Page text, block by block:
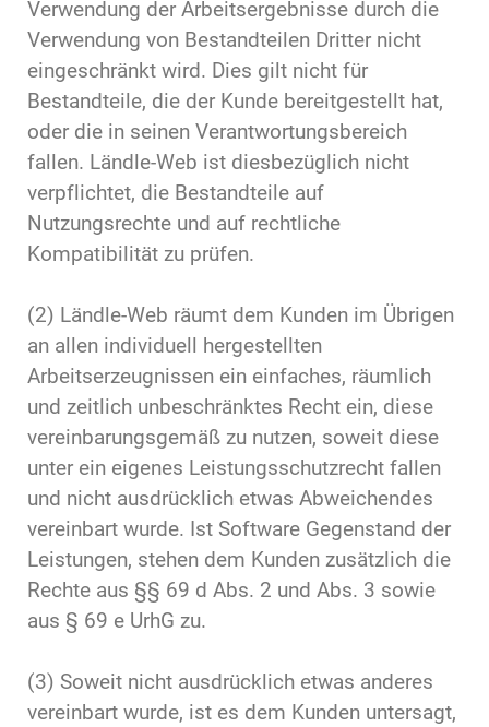
Verwendung der Arbeitsergebnisse durch die
Verwendung von Bestandteilen Dritter nicht
eingeschränkt wird. Dies gilt nicht für
Bestandteile, die der Kunde bereitgestellt hat,
oder die in seinen Verantwortungsbereich
fallen. Ländle-Web ist diesbezüglich nicht
verpflichtet, die Bestandteile auf
Nutzungsrechte und auf rechtliche
Kompatibilität zu prüfen.
(2) Ländle-Web räumt dem Kunden im Übrigen
an allen individuell hergestellten
Arbeitserzeugnissen ein einfaches, räumlich
und zeitlich unbeschränktes Recht ein, diese
vereinbarungsgemäß zu nutzen, soweit diese
unter ein eigenes Leistungsschutzrecht fallen
und nicht ausdrücklich etwas Abweichendes
vereinbart wurde. Ist Software Gegenstand der
Leistungen, stehen dem Kunden zusätzlich die
Rechte aus §§ 69 d Abs. 2 und Abs. 3 sowie
aus § 69 e UrhG zu.
(3) Soweit nicht ausdrücklich etwas anderes
vereinbart wurde, ist es dem Kunden untersagt,